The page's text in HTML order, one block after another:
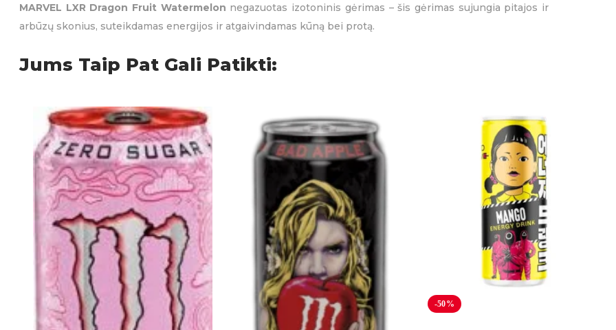
KATEGORIJOS:Gėrimai,Izotoniniai gėrimai ,Negazuoti gėrimaiŽYMOS: Išpardavimas
MARVEL LXR Dragon Fruit Watermelon negazuotas izotoninis gėrimas – šis gėrimas sujungia pitajos ir
arbūzų skonius, suteikdamas energijos ir atgaivindamas kūną bei protą.
Jums Taip Pat Gali Patikti:
-50%